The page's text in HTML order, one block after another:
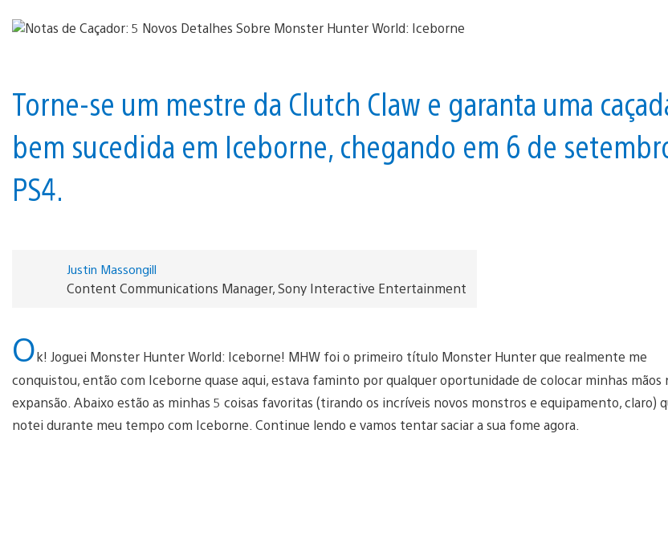
Torne-se um mestre da Clutch Claw e garanta uma
bem sucedida em Iceborne, chegando em 6 de
PS4.
Justin Massongill
Content Communications Manager, Sony Interactive Entertainment
Ok! Joguei Monster Hunter World: Iceborne! MHW foi o primeiro título Monster Hunter que realmente me
conquistou, então com Iceborne quase aqui, estava faminto por qualquer oportunidade de colocar minhas mãos
expansão. Abaixo estão as minhas 5 coisas favoritas (tirando os incríveis novos monstros e equipamento, claro)
notei durante meu tempo com Iceborne. Continue lendo e vamos tentar saciar a sua fome agora.